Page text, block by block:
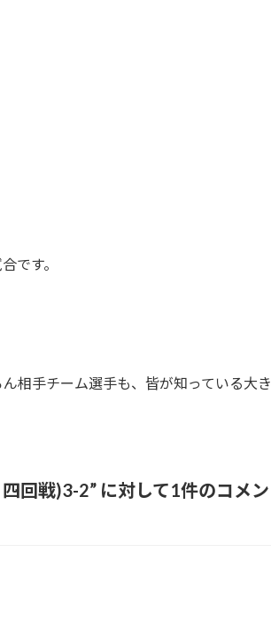
です。
相手チーム選手も、皆が知っている大き
回戦)3-2” に対して1件のコメン